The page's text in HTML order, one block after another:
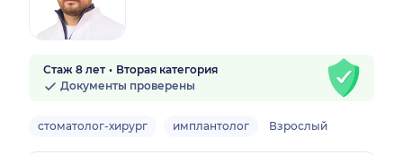
Стаж 8 лет
Вторая категория
Документы проверены
стоматолог-хирург имплантолог Взрослый